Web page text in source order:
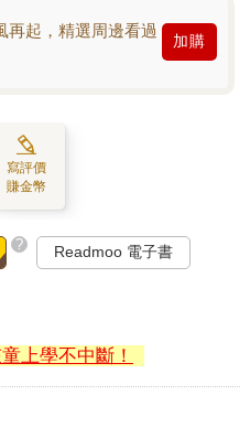
起，精選周邊看過
加購
寫評價
賺金幣
? Readmoo 電子書
上學不中斷！